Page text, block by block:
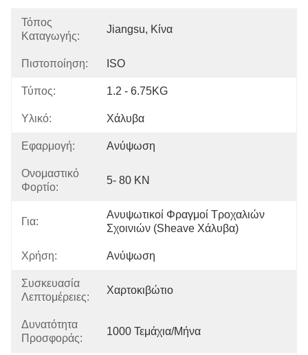
Τόπος
Καταγωγής:
Jiangsu, Κίνα
Πιστοποίηση: ISO
Τύπος: 1.2 - 6.75KG
Υλικό: Χάλυβα
Εφαρμογή: Ανύψωση
Ονομαστικό
Φορτίο:
5- 80 KN
Για:
Ανυψωτικοί Φραγμοί Τροχαλιών
Σχοινιών (Sheave Χάλυβα)
Χρήση: Ανύψωση
Συσκευασία
Λεπτομέρειες:
Χαρτοκιβώτιο
Δυνατότητα
Προσφοράς:
1000 Τεμάχια/μήνα